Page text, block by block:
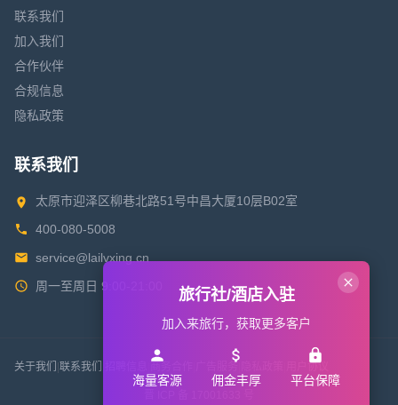
联系我们
加入我们
合作伙伴
合规信息
隐私政策
联系我们
太原市迎泽区柳巷北路51号中昌大厦10层B02室
400-080-5008
service@lailvxing.cn
周一至周日 9:00-21:00
关于我们 联系我们 用户协议
旅行社/酒店入驻
加入来旅行，获取更多客户
海量客源 佣金丰厚 平台保障